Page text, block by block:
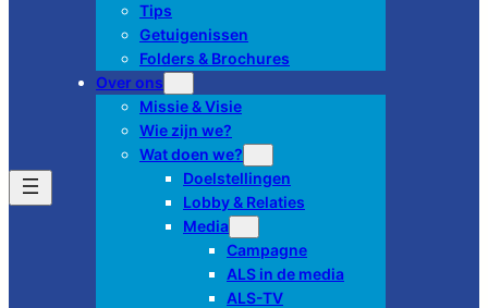
Tips
Getuigenissen
Folders & Brochures
Over ons
Missie & Visie
Wie zijn we?
Wat doen we?
Doelstellingen
Lobby & Relaties
Media
Campagne
ALS in de media
ALS-TV